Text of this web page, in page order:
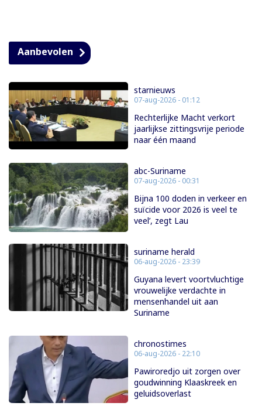
Aanbevolen
starnieuws
07-aug-2026 - 01:12
Rechterlijke Macht verkort
jaarlijkse zittingsvrije periode
naar één maand
abc-Suriname
07-aug-2026 - 00:31
Bijna 100 doden in verkeer en
suïcide voor 2026 is veel te
veel’, zegt Lau
suriname herald
06-aug-2026 - 23:39
Guyana levert voortvluchtige
vrouwelijke verdachte in
mensenhandel uit aan
Suriname
chronostimes
06-aug-2026 - 22:10
Pawiroredjo uit zorgen over
goudwinning Klaaskreek en
geluidsoverlast